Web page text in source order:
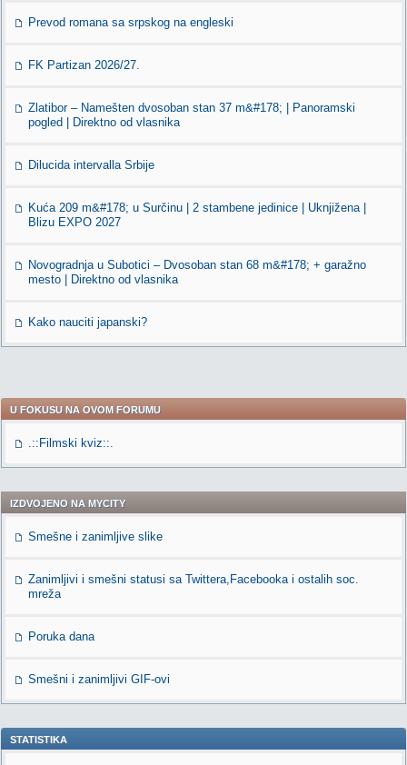
Prevod romana sa srpskog na engleski
FK Partizan 2026/27.
Zlatibor – Namešten dvosoban stan 37 m&#178; | Panoramski
pogled | Direktno od vlasnika
Dilucida intervalla Srbije
Kuća 209 m&#178; u Surčinu | 2 stambene jedinice | Uknjižena |
Blizu EXPO 2027
Novogradnja u Subotici – Dvosoban stan 68 m&#178; + garažno
mesto | Direktno od vlasnika
Kako nauciti japanski?
U FOKUSU NA OVOM FORUMU
.::Filmski kviz::.
IZDVOJENO NA MYCITY
Smešne i zanimljive slike
Zanimljivi i smešni statusi sa Twittera,Facebooka i ostalih soc.
mreža
Poruka dana
Smešni i zanimljivi GIF-ovi
STATISTIKA